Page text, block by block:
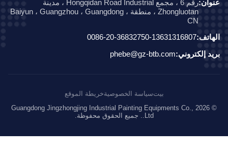
رقم 6 ، مجمع Hongqidan Road Industrial ، مدينة
Zhongluotan ، منطقة Baiyun ، Guangzhou ، Guangdong ،
0086-20-36832750-13631316807
إلكتروني: phebe@gz-btb.com
سياسة الخصوصيةخريطة الموقع
© 2026 Guangdong Jingzhongjing Industrial Painting Equipments Co.,